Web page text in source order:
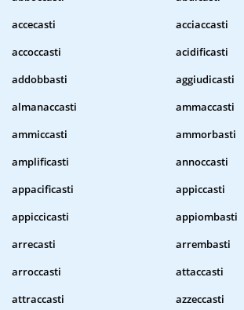
accecasti
acciaccasti
accoccasti
acidificasti
addobbasti
aggiudicasti
almanaccasti
ammaccasti
ammiccasti
ammorbasti
amplificasti
annoccasti
appacificasti
appiccasti
appiccicasti
appiombasti
arrecasti
arrembasti
arroccasti
attaccasti
attraccasti
azzeccasti